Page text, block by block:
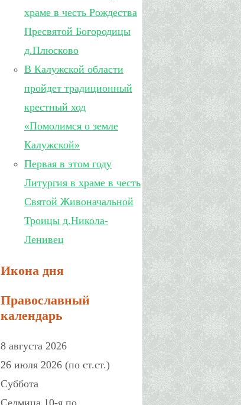
храме в честь Рождества
Пресвятой Богородицы
д.Плюсково
В Калужской области
пройдет традиционный
крестный ход
«Помолимся о земле
Калужской»
Первая в этом году
Литургия в храме в честь
Святой Живоначальной
Троицы д.Никола-
Ленивец
Икона дня
Православный
календарь
8 августа 2026
26 июля 2026 (по ст.ст.)
Суббота
Седмица 10-я по